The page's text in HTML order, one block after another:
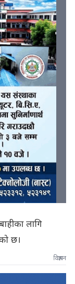
लागि
छ।
विज्ञापन